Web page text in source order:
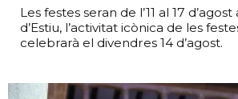
Les festes seran de l’11 al 17
d’Estiu, l’activitat icònica de les
celebrarà el divendres 14 d’agost.